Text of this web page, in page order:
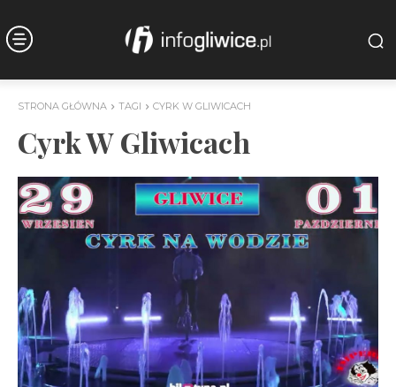
STRONA GŁÓWNA TAGI CYRK W GLIWICACH
Cyrk W Gliwicach